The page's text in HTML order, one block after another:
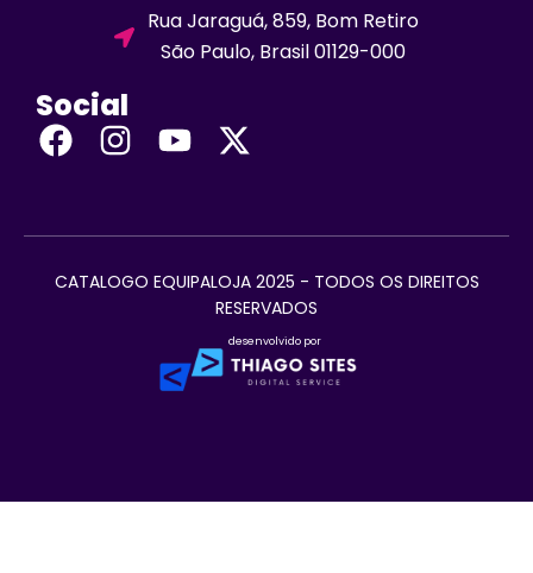
Rua Jaraguá, 859, Bom Retiro
São Paulo, Brasil 01129-000
Social
CATALOGO EQUIPALOJA 2025 - TODOS OS DIREITOS
RESERVADOS
desenvolvido por